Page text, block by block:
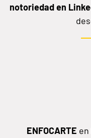
notoriedad en
ENFOCARTE